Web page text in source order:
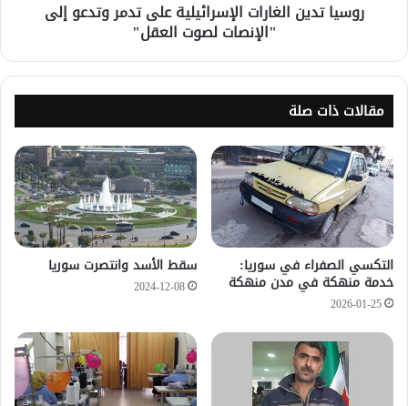
روسيا تدين الغارات الإسرائيلية على تدمر وتدعو إلى
"الإنصات لصوت العقل"
مقالات ذات صلة
التكسي الصفراء في سوريا:
خدمة منهكة في مدن منهكة
2026-01-25
سقط الأسد وانتصرت سوريا
2024-12-08